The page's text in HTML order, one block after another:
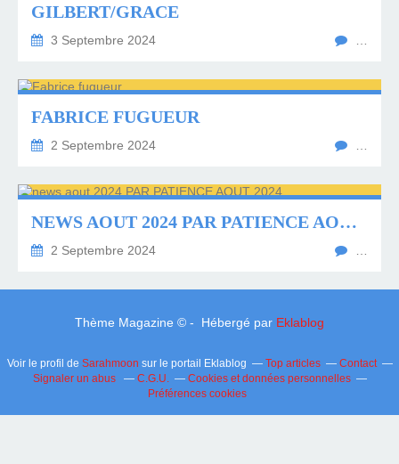
GILBERT/GRACE
3 Septembre 2024
FABRICE FUGUEUR
2 Septembre 2024
NEWS AOUT 2024 PAR PATIENCE AOUT 2024
2 Septembre 2024
Thème Magazine © - Hébergé par Eklablog
Voir le profil de Sarahmoon sur le portail Eklablog Top articles
Contact
Signaler un abus
C.G.U.
Cookies et données personnelles
Préférences cookies